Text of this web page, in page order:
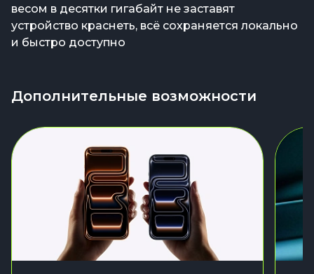
весом в десятки гигабайт не заставят
устройство краснеть, всё сохраняется локально
и быстро доступно
Дополнительные возможности